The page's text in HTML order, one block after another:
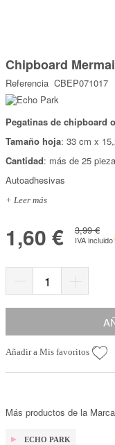
Top Ventas
Temática
Somos Kimidori
comienzo
de
la
galería
de
imágenes
Chipboard
Referencia CBEP071017
Pegatinas de chipboard
Tamaño hoja: 33 cm x
Cantidad: más de 25
Autoadhesivas
+ Leer más
1,60 € 3,99 €
IVA incluido
Añadir a Mis favoritos
Más productos de la
ECHO PARK